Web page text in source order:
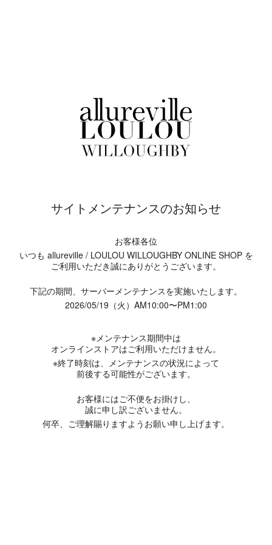
サイトメンテナンスのお知らせ
お客様各位
いつも allureville / LOULOU WILLOUGHBY ONLINE SHOP を
ご利用いただき誠にありがとうございます。
下記の期間、サーバーメンテナンスを実施いたします。
2026/05/19（火）AM10:00〜PM1:00
※メンテナンス期間中は
オンラインストアはご利用いただけません。
※終了時刻は、メンテナンスの状況によって
前後する可能性がございます。
お客様にはご不便をお掛けし、
誠に申し訳ございません。
何卒、ご理解賜りますようお願い申し上げます。